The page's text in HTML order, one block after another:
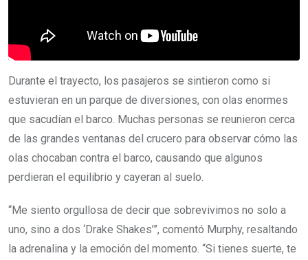
Durante el trayecto, los pasajeros se sintieron como si
estuvieran en un parque de diversiones, con olas enormes
que sacudían el barco. Muchas personas se reunieron cerca
de las grandes ventanas del crucero para observar cómo las
olas chocaban contra el barco, causando que algunos
perdieran el equilibrio y cayeran al suelo.
“Me siento orgullosa de decir que sobrevivimos no solo a
uno, sino a dos ‘Drake Shakes’”, comentó Murphy, resaltando
la adrenalina y la emoción del momento. “Si tienes suerte, te